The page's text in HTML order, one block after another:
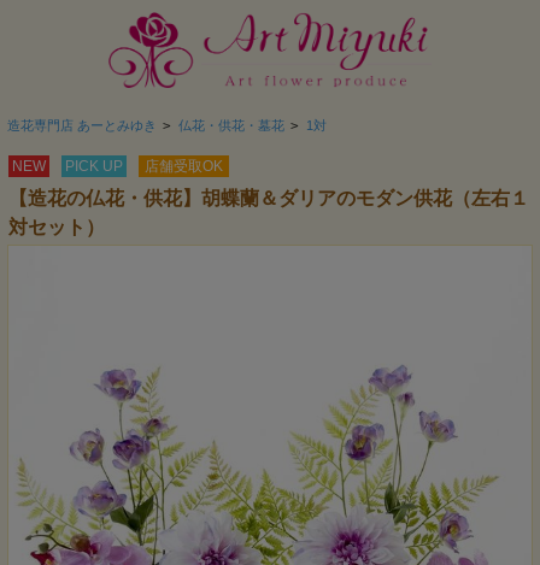
造花専門店 あーとみゆき > 仏花・供花・墓花 > 1対
NEW PICK UP 店舗受取OK
【造花の仏花・供花】胡蝶蘭＆ダリアのモダン供花（左右１
対セット）